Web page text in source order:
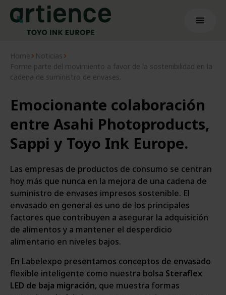
Home
Noticias
Forme parte del movimiento a favor de la sostenibilidad en la
cadena de suministro de envases.
Emo­cio­nan­te cola­bo­ra­ción
entre Asahi Pho­to­pro­ducts,
Sap­pi y Toyo Ink Europe.
Las empresas de productos de consumo se centran
hoy más que nunca en la mejora de una cadena de
suministro de envases impresos sostenible. El
envasado en general es uno de los principales
factores que contribuyen a asegurar la adquisición
de alimentos y a mantener el desperdicio
alimentario en niveles bajos.
En Labelexpo presentamos conceptos de envasado
flexible inteligente como nuestra bolsa Steraflex
LED de baja migración, que muestra formas